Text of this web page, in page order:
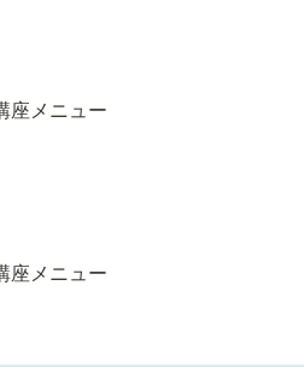
座メニュー
座メニュー